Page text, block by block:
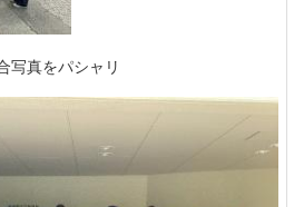
写真をパシャリ